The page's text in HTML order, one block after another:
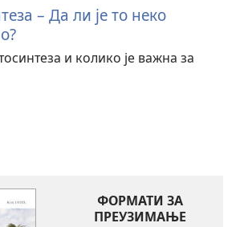
– Да ли је то неко
и колико је важна за
ФОРМАТИ ЗА
ПРЕУЗИМАЊЕ